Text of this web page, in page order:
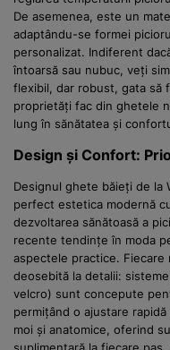
De asemenea, este un
adaptându-se formei
personalizat. Indiferent
întoarsă sau nubuc, veți
flexibil, dar robust, gata să
proprietăți fac din ghetele
lung în sănătatea și
Design și Confort:
Designul ghete băieți de la
perfect estetica modernă
dezvoltarea sănătoasă a
recente tendințe în moda
aspectele practice.
deosebită la detalii:
velcro) sunt concepute
permițând o ajustare
moi și anatomice, oferind